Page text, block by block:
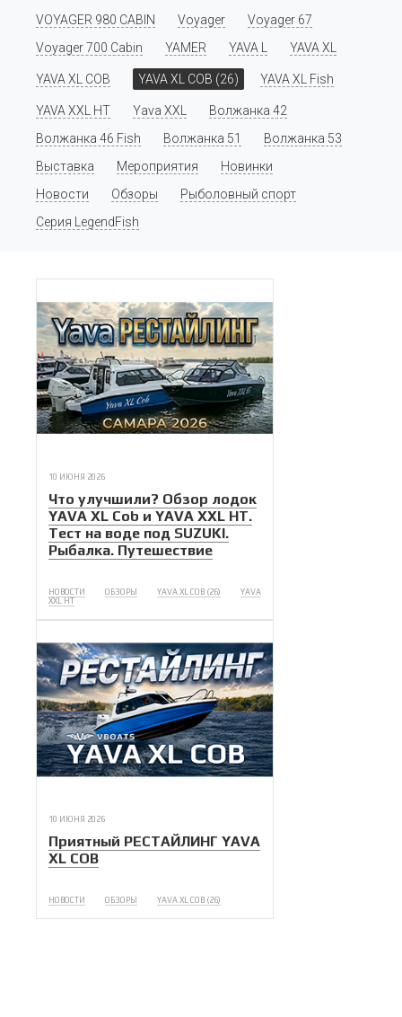
VOYAGER 980 CABIN
Voyager
Voyager 67
Voyager 700 Cabin
YAMER YAVA L YAVA XL
YAVA XL COB YAVA XL COB (26) YAVA XL Fish
YAVA XXL HT Yava XXL
Волжанка 42
Волжанка 46 Fish
Волжанка 51
Волжанка 53
Выставка
Мероприятия
Новинки
Новости
Обзоры
Рыболовный спорт
Серия LegendFish
10 ИЮНЯ 2026
Что улучшили? Обзор лодок
YAVA XL Cob и YAVA XXL HT.
Тест на воде под SUZUKI.
Рыбалка. Путешествие
НОВОСТИ ОБЗОРЫ YAVA XL COB (26)
YAVA
XXL HT
10 ИЮНЯ 2026
Приятный РЕСТАЙЛИНГ YAVA
XL COB
НОВОСТИ ОБЗОРЫ YAVA XL COB (26)